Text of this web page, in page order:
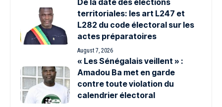
territoriales: les art L247 et
L282 du code électoral sur les
actes préparatoires
August 7, 2026
« Les Sénégalais veillent » :
Amadou Ba met en garde
contre toute violation du
calendrier électoral